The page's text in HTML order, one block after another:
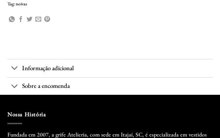
Tag:noivas
Informação adicional
Sobre a encomenda
Nossa História
Fundada em 2007, a grife Atelieria, com sede em Itajaí, SC, é especializada em vestidos